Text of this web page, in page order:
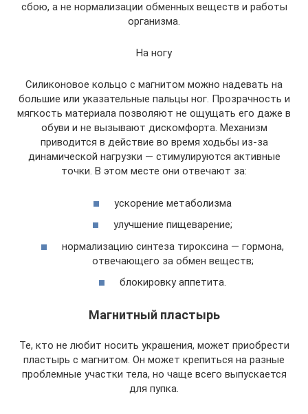
сбою, а не нормализации обменных веществ и работы
организма.
На ногу
Силиконовое кольцо с магнитом можно надевать на
большие или указательные пальцы ног. Прозрачность и
мягкость материала позволяют не ощущать его даже в
обуви и не вызывают дискомфорта. Механизм
приводится в действие во время ходьбы из-за
динамической нагрузки — стимулируются активные
точки. В этом месте они отвечают за:
ускорение метаболизма
улучшение пищеварение;
нормализацию синтеза тироксина — гормона,
отвечающего за обмен веществ;
блокировку аппетита.
Магнитный пластырь
Те, кто не любит носить украшения, может приобрести
пластырь с магнитом. Он может крепиться на разные
проблемные участки тела, но чаще всего выпускается
для пупка.